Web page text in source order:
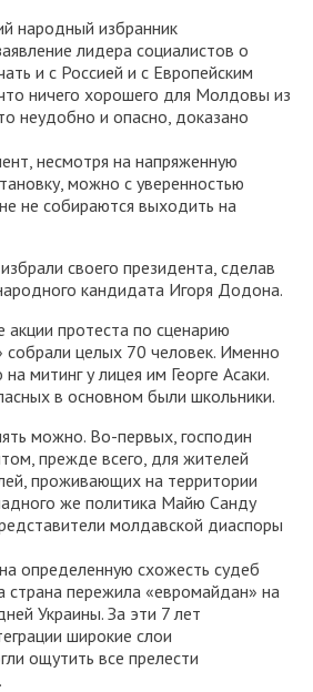
народный избранник
лидера социалистов о
и с Россией и с Европейским
ничего хорошего для Молдовы из
неудобно и опасно, доказано
несмотря на напряженную
можно с уверенностью
не собираются выходить на
своего президента, сделав
кандидата Игоря Додона.
протеста по сценарию
собрали целых 70 человек. Именно
митинг у лицея им Георге Асаки.
в основном были школьники.
можно. Во-первых, господин
прежде всего, для жителей
проживающих на территории
же политика Майю Санду
молдавской диаспоры
определенную схожесть судеб
страна пережила «евромайдан» на
Украины. За эти 7 лет
широкие слои
ощутить все прелести